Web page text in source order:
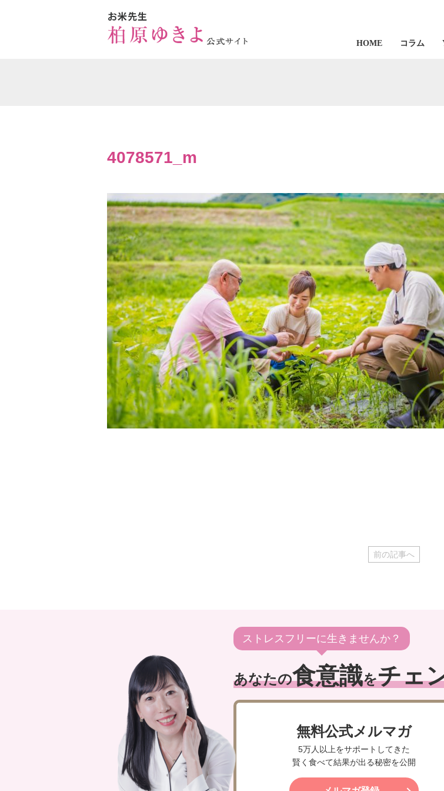
HOME コラム
4078571_m
前の記事へ
ストレスフリーに生きませんか？
あなたの食意識をチェ
無料公式メルマガ
5万人以上をサポートしてきた
賢く食べて結果が出る秘密を公開